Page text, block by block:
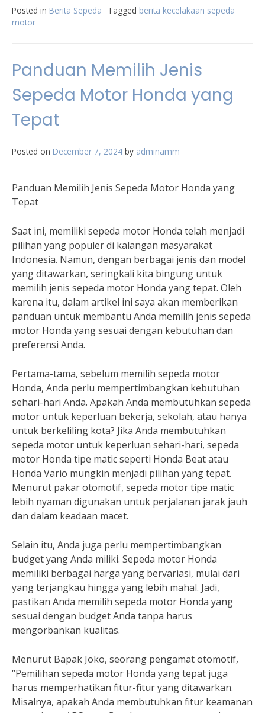
Posted in Berita Sepeda Tagged berita kecelakaan sepeda
motor
Panduan Memilih Jenis
Sepeda Motor Honda yang
Tepat
Posted on December 7, 2024 by adminamm
Panduan Memilih Jenis Sepeda Motor Honda yang
Tepat
Saat ini, memiliki sepeda motor Honda telah menjadi
pilihan yang populer di kalangan masyarakat
Indonesia. Namun, dengan berbagai jenis dan model
yang ditawarkan, seringkali kita bingung untuk
memilih jenis sepeda motor Honda yang tepat. Oleh
karena itu, dalam artikel ini saya akan memberikan
panduan untuk membantu Anda memilih jenis sepeda
motor Honda yang sesuai dengan kebutuhan dan
preferensi Anda.
Pertama-tama, sebelum memilih sepeda motor
Honda, Anda perlu mempertimbangkan kebutuhan
sehari-hari Anda. Apakah Anda membutuhkan sepeda
motor untuk keperluan bekerja, sekolah, atau hanya
untuk berkeliling kota? Jika Anda membutuhkan
sepeda motor untuk keperluan sehari-hari, sepeda
motor Honda tipe matic seperti Honda Beat atau
Honda Vario mungkin menjadi pilihan yang tepat.
Menurut pakar otomotif, sepeda motor tipe matic
lebih nyaman digunakan untuk perjalanan jarak jauh
dan dalam keadaan macet.
Selain itu, Anda juga perlu mempertimbangkan
budget yang Anda miliki. Sepeda motor Honda
memiliki berbagai harga yang bervariasi, mulai dari
yang terjangkau hingga yang lebih mahal. Jadi,
pastikan Anda memilih sepeda motor Honda yang
sesuai dengan budget Anda tanpa harus
mengorbankan kualitas.
Menurut Bapak Joko, seorang pengamat otomotif,
“Pemilihan sepeda motor Honda yang tepat juga
harus memperhatikan fitur-fitur yang ditawarkan.
Misalnya, apakah Anda membutuhkan fitur keamanan